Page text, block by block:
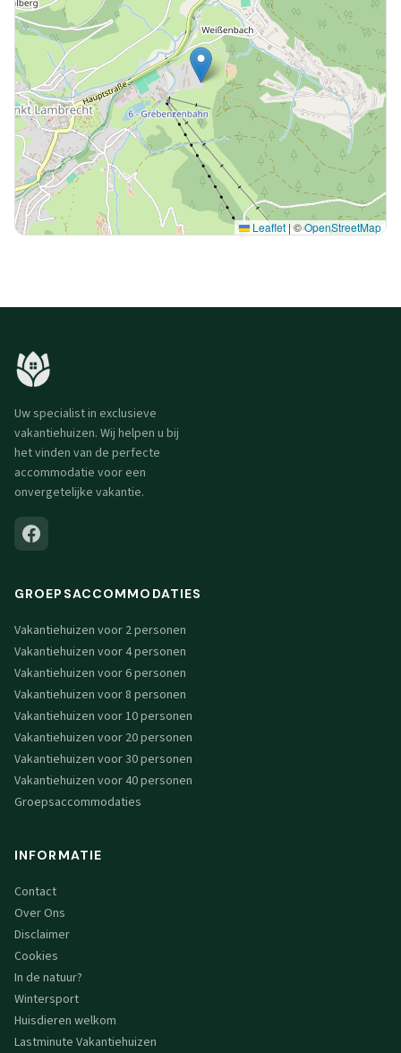
Leaflet | ©OpenStreetMap
Uw specialist in exclusieve
vakantiehuizen. Wij helpen u bij
het vinden van de perfecte
accommodatie voor een
onvergetelijke vakantie.
GROEPSACCOMMODATIES
Vakantiehuizen voor 2 personen
Vakantiehuizen voor 4 personen
Vakantiehuizen voor 6 personen
Vakantiehuizen voor 8 personen
Vakantiehuizen voor 10 personen
Vakantiehuizen voor 20 personen
Vakantiehuizen voor 30 personen
Vakantiehuizen voor 40 personen
Groepsaccommodaties
INFORMATIE
Contact
Over Ons
Disclaimer
Cookies
In de natuur?
Wintersport
Huisdieren welkom
Lastminute Vakantiehuizen